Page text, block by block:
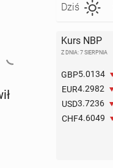
Dziś
Kurs NBP
Z DNIA: 7 SIERPNIA
GBP5.0134
EUR4.2982
USD3.7236
CHF4.6049